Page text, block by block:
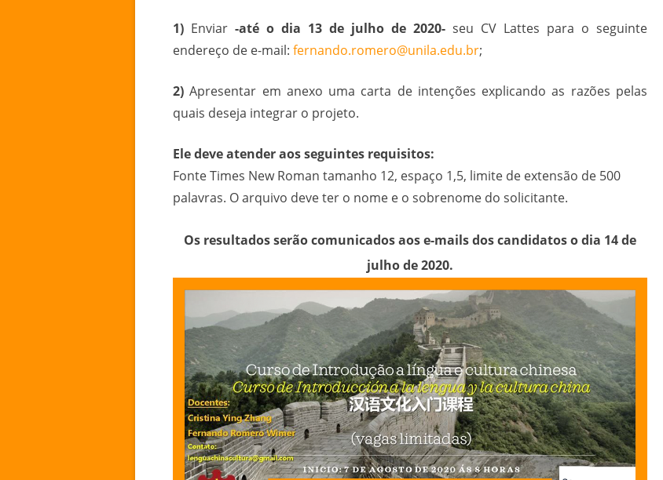
1) Enviar -até o dia 13 de julho de 2020- seu CV Lattes para o seguinte
endereço de e-mail: fernando.romero@unila.edu.br;
2) Apresentar em anexo uma carta de intenções explicando as razões pelas
quais deseja integrar o projeto.
Ele deve atender aos seguintes requisitos:
Fonte Times New Roman tamanho 12, espaço 1,5, limite de extensão de 500
palavras. O arquivo deve ter o nome e o sobrenome do solicitante.
Os resultados serão comunicados aos e-mails dos candidatos o dia 14 de
julho de 2020.